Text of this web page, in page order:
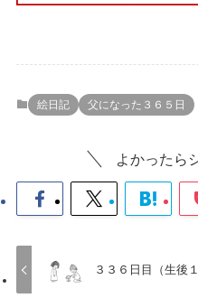
絵日記 父になった３６５日
よかったら
３３６日目（生後